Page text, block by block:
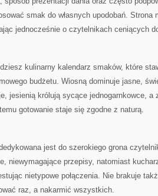
smak do własnych upodobań. Strona
jednocześnie o czytelnikach ceniących
kulinarny kalendarz smaków, które
budżetu. Wiosną dominuje jasne,
jesienią królują sycące jednogarnkowce, a
gotowanie staje się zgodne z naturą.
jest do szerokiego grona
niewymagające przepisy, natomiast
nietypowe połączenia. Nie brakuje
raz, a nakarmić wszystkich.